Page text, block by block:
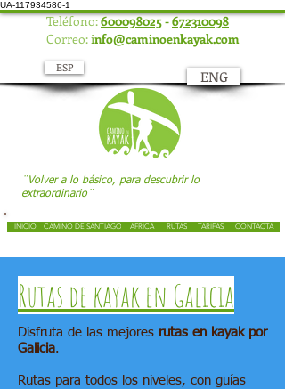
UA-117934586-1
Teléfono:600098025-672310098
Correo:info@caminoenkayak.com
ESP ENG
¨Volver a lo básico, para descubrir lo
extraordinario¨
INICIO CAMINO DE SANTIAGO AFRICA RUTAS TARIFAS CONTACTA
Rutas de kayak en Galicia
Disfruta de las mejores rutas en kayak por
Galicia.
Rutas para todos los niveles, con guías